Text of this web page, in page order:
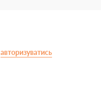
авторизуватись